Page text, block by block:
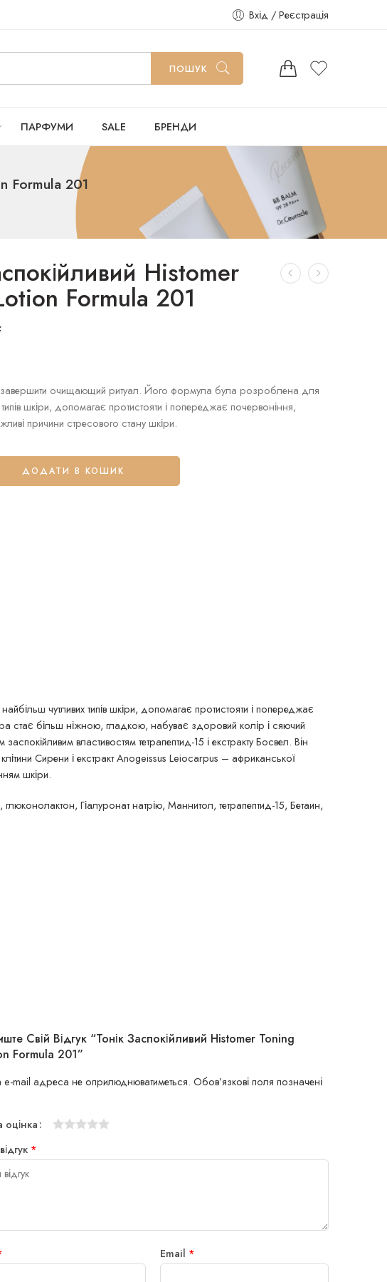
Вхід / Реєстрація
ПОШУК
ПАРФУМИ SALE БРЕНДИ
Formula 201
Histomer
Formula 201
завершити очищающий ритуал. Його формула була розроблена для
шкіри, допомагає протистояти і попереджає почервоніння,
причини стресового стану шкіри.
ДОДАТИ В КОШИК
чутливих типів шкіри, допомагає протистояти і попереджає
стає більш ніжною, гладкою, набуває здоровий колір і сяючий
властивостям тетрапептид-15 і екстракту Босвел. Він
клітини Сирени і екстракт Anogeissus Leiocarpus – африканської
шкіри.
Гіалуронат натрію, Маннитол, тетрапептид-15, Бетаин,
Свій Відгук “Тонік Заспокійливий Histomer Toning
Formula 201”
mail адреса не оприлюднюватиметься. Обов’язкові поля позначені
*
Email *